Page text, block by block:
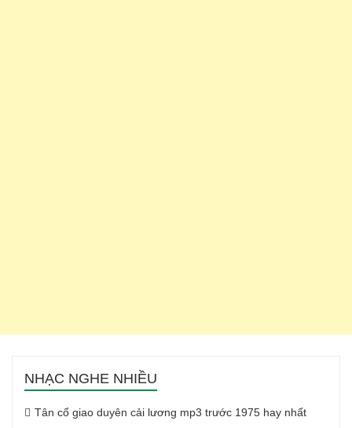
NHẠC NGHE NHIỀU
Tân cổ giao duyên cải lương mp3 trước 1975 hay nhất